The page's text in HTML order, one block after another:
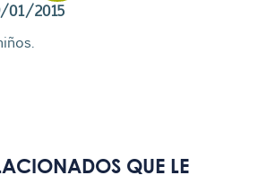
01/2015
QUE LE